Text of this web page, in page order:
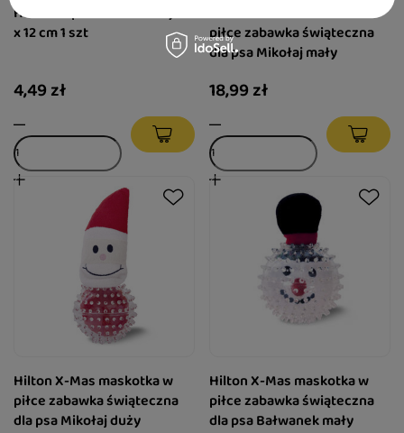
Hilton Łopatka do kuwety 28
x 12 cm 1 szt
4,49 zł
Hilton X-Mas maskotka w
piłce zabawka świąteczna
dla psa Mikołaj mały
18,99 zł
Hilton X-Mas maskotka w
piłce zabawka świąteczna
dla psa Mikołaj duży
Hilton X-Mas maskotka w
piłce zabawka świąteczna
dla psa Bałwanek mały